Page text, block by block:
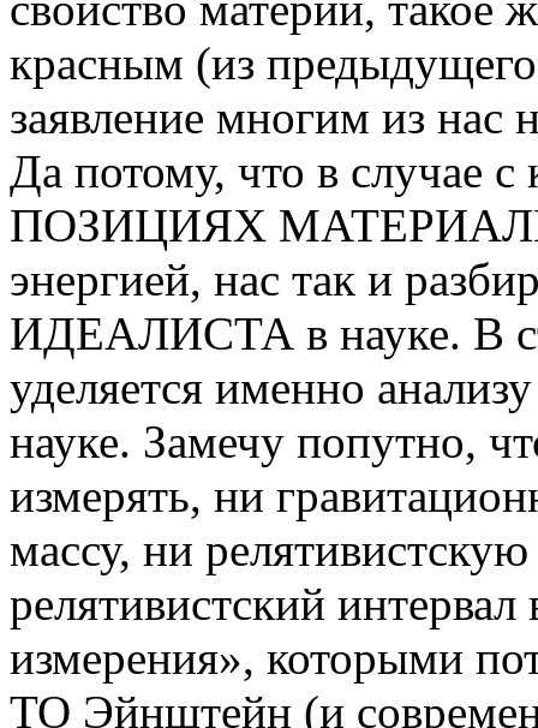
красным (из
заявление многим из нас
Да потому, что в случае
ПОЗИЦИЯХ
энергией, нас так и
ИДЕАЛИСТА в науке. В
уделяется именно
науке. Замечу попутно,
измерять, ни
массу, ни
релятивистский
измерения», которыми
ТО Эйнштейн (и